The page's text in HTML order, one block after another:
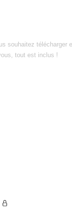
souhaitez télécharger
tout est inclus !